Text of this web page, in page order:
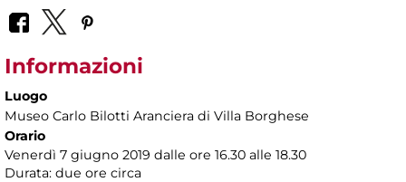
Informazioni
Luogo
Museo Carlo Bilotti Aranciera di Villa Borghese
Orario
Venerdì 7 giugno 2019 dalle ore 16.30 alle 18.30
Durata: due ore circa